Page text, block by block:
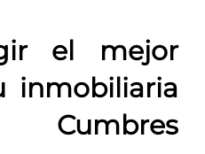
el mejor
inmobiliaria